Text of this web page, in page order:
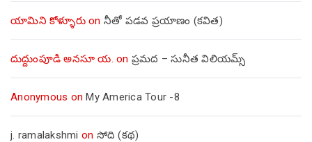
యామిని కోళ్ళూరుon నీతో పడవ ప్రయాణం (కవిత)
దుద్దుంపూడి అనసూ య. on ప్రమద – సునీత విలియమ్స్
Anonymous onMy America Tour -8
j. ramalakshmi on సోది (కథ)